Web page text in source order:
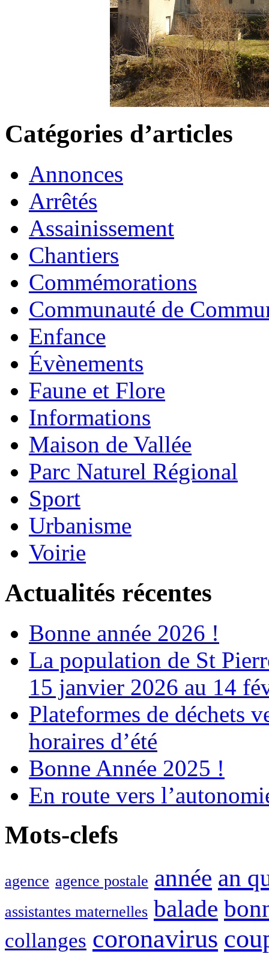
Catégories d’articles
Annonces
Arrêtés
Assainissement
Chantiers
Commémorations
Communauté de
Enfance
Évènements
Faune et Flore
Informations
Maison de Vallée
Parc Naturel Régional
Sport
Urbanisme
Voirie
Actualités récentes
Bonne année 2026 !
La population de St
15 janvier 2026 au 14
Plateformes de déchets
horaires d’été
Bonne Année 2025 !
En route vers
Mots-clefs
agence agence postale année an
assistantes maternelles balade
collanges coronavirus